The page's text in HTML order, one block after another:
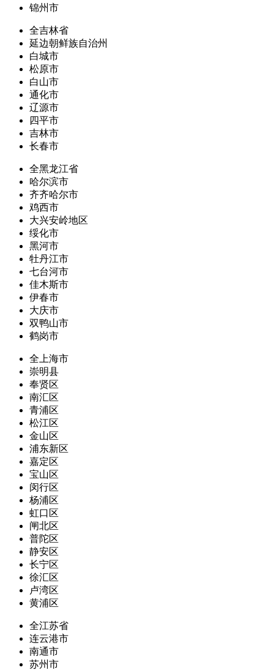
锦州市
全吉林省
延边朝鲜族自治州
白城市
松原市
白山市
通化市
辽源市
四平市
吉林市
长春市
全黑龙江省
哈尔滨市
齐齐哈尔市
鸡西市
大兴安岭地区
绥化市
黑河市
牡丹江市
七台河市
佳木斯市
伊春市
大庆市
双鸭山市
鹤岗市
全上海市
崇明县
奉贤区
南汇区
青浦区
松江区
金山区
浦东新区
嘉定区
宝山区
闵行区
杨浦区
虹口区
闸北区
普陀区
静安区
长宁区
徐汇区
卢湾区
黄浦区
全江苏省
连云港市
南通市
苏州市